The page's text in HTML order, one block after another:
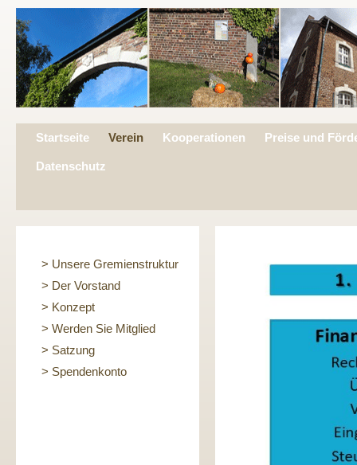
Startseite Verein Kooperationen Preise und
Datenschutz
> Unsere Gremienstruktur
> Der Vorstand
> Konzept
> Werden Sie Mitglied
> Satzung
> Spendenkonto